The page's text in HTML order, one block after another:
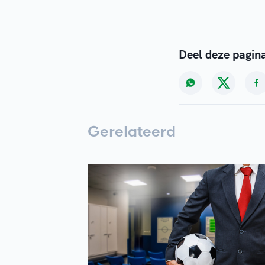
Deel deze
Gerelateerd